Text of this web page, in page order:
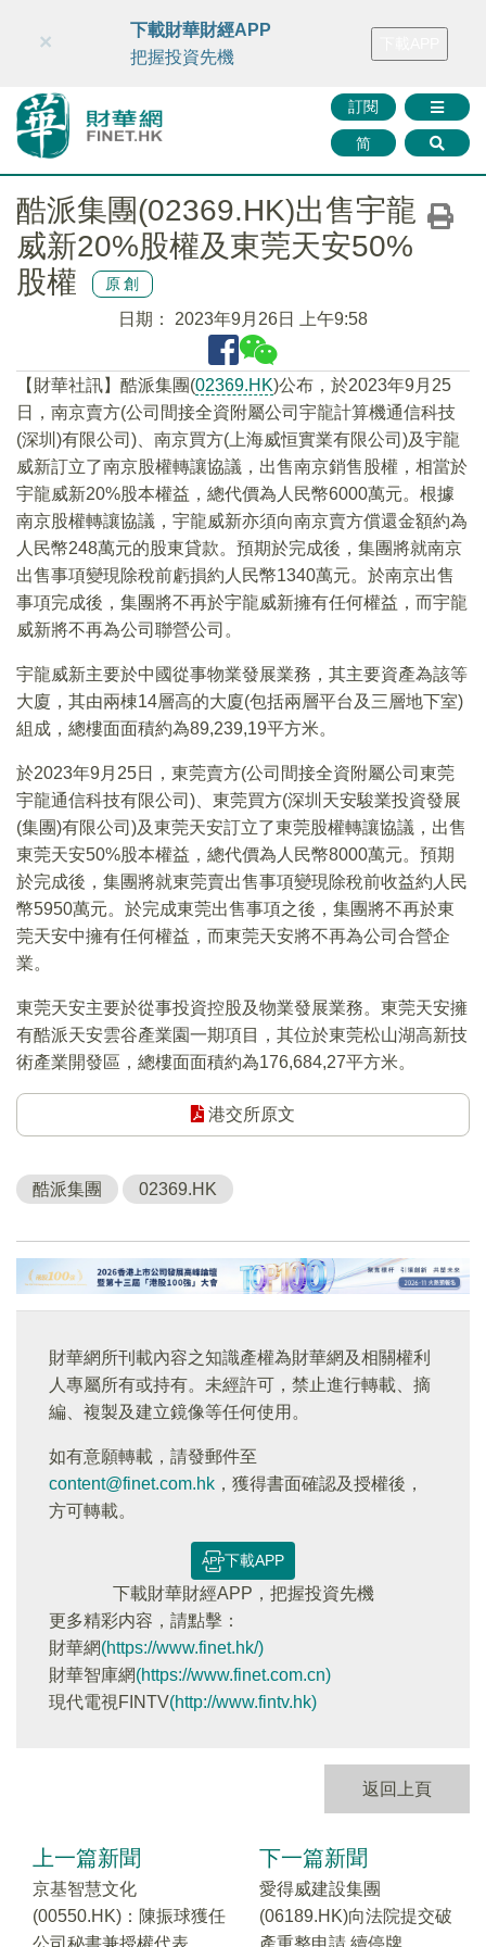
財華智庫網 FINTV FINMETA 財華證券 媒體矩陣
訂閱
简
×
下載財華財經APP
把握投資先機
酷派集團(02369.HK)出售宇龍
威新20%股權及東莞天安50%
股權
原創
日期： 2023年9月26日 上午9:58
【財華社訊】酷派集團(02369.HK)公布，於2023年9月25
日，南京賣方(公司間接全資附屬公司宇龍計算機通信科技
(深圳)有限公司)、南京買方(上海威恒實業有限公司)及宇龍
威新訂立了南京股權轉讓協議，出售南京銷售股權，相當於
宇龍威新20%股本權益，總代價為人民幣6000萬元。根據
南京股權轉讓協議，宇龍威新亦須向南京賣方償還金額約為
人民幣248萬元的股東貸款。預期於完成後，集團將就南京
出售事項變現除稅前虧損約人民幣1340萬元。於南京出售
事項完成後，集團將不再於宇龍威新擁有任何權益，而宇龍
威新將不再為公司聯營公司。
宇龍威新主要於中國從事物業發展業務，其主要資產為該等
大廈，其由兩棟14層高的大廈(包括兩層平台及三層地下室)
組成，總樓面面積約為89,239,19平方米。
於2023年9月25日，東莞賣方(公司間接全資附屬公司東莞
宇龍通信科技有限公司)、東莞買方(深圳天安駿業投資發展
(集團)有限公司)及東莞天安訂立了東莞股權轉讓協議，出售
東莞天安50%股本權益，總代價為人民幣8000萬元。預期
於完成後，集團將就東莞賣出售事項變現除稅前收益約人民
幣5950萬元。於完成東莞出售事項之後，集團將不再於東
莞天安中擁有任何權益，而東莞天安將不再為公司合營企
業。
東莞天安主要於從事投資控股及物業發展業務。東莞天安擁
有酷派天安雲谷產業園一期項目，其位於東莞松山湖高新技
術產業開發區，總樓面面積約為176,684,27平方米。
港交所原文
酷派集團 02369.HK
財華網所刊載內容之知識產權為財華網及相關權利
人專屬所有或持有。未經許可，禁止進行轉載、摘
編、複製及建立鏡像等任何使用。
如有意願轉載，請發郵件至
content@finet.com.hk ，獲得書面確認及授權後，
方可轉載。
下載APP
下載財華財經APP，把握投資先機
更多精彩内容，請點擊：
財華網(https://www.finet.hk/)
財華智庫網(https://www.finet.com.cn)
現代電視FINTV(http://www.fintv.hk)
返回上頁
上一篇新聞
京基智慧文化
(00550.HK)：陳振球獲任
公司秘書兼授權代表
下一篇新聞
愛得威建設集團
(06189.HK)向法院提交破
產重整申請 續停牌